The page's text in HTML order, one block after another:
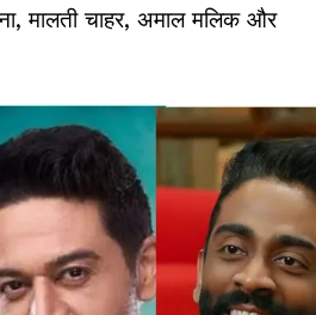
मालती चाहर, अमाल मलिक और